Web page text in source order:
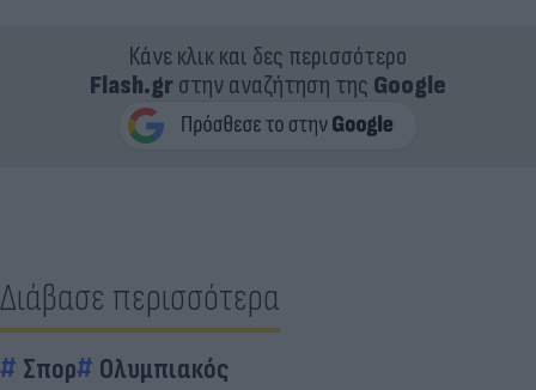
Κάνε κλικ και δες περισσότερο
Flash.grστην αναζήτηση της Google
Διάβασε περισσότερα
Σπορ Ολυμπιακός